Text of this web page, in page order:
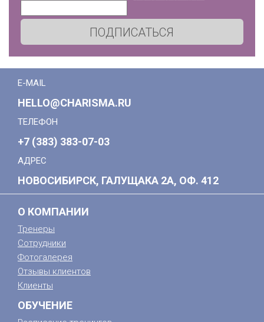
ПОДПИСАТЬСЯ
E-MAIL
HELLO@CHARISMA.RU
ТЕЛЕФОН
+7 (383) 383-07-03
АДРЕС
НОВОСИБИРСК, ГАЛУЩАКА 2А, ОФ. 412
О КОМПАНИИ
Тренеры
Сотрудники
Фотогалерея
Отзывы клиентов
Клиенты
ОБУЧЕНИЕ